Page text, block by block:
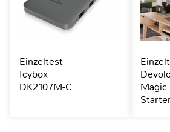
Einzeltest
Icybox
DK2107M-C
Magic